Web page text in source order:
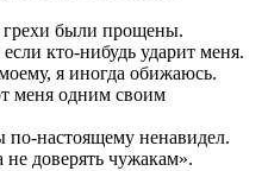
были прощены.
кто-нибудь ударит меня.
я иногда обижаюсь.
меня одним своим
настоящему ненавидел.
доверять чужакам».